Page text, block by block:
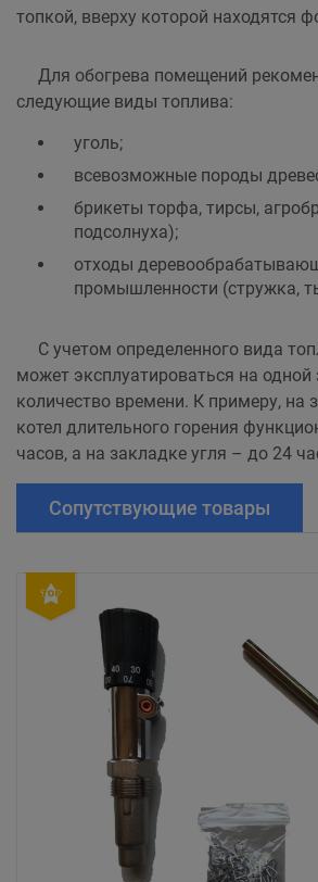
топкой, вверху которой находятся
Для обогрева помещений
следующие виды топлива:
уголь;
всевозможные породы
брикеты торфа, тирсы,
подсолнуха);
отходы
промышленности (стружка,
С учетом определенного вида
может эксплуатироваться на одной
количество времени. К примеру, на
котел длительного горения
часов, а на закладке угля – до 24
Сопутствующие товары